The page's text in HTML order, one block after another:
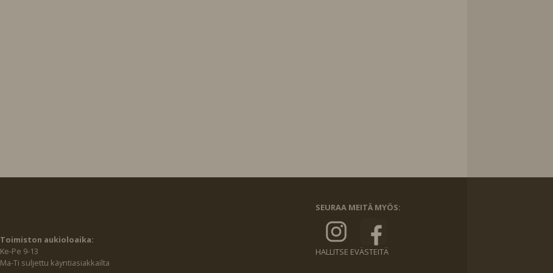
Toimiston aukioloaika:
Ke-Pe 9-13
Ma-Ti suljettu käyntiasiakkailta
SEURAA MEITÄ MYÖS:
HALLITSE EVÄSTEITÄ